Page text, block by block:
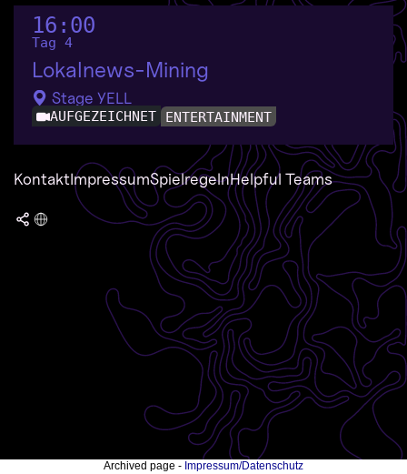
16:00
Tag 4
Lokalnews-Mining
Stage YELL
AUFGEZEICHNET ENTERTAINMENT
KontaktImpressumSpielregelnHelpful Teams
Archived page - Impressum/Datenschutz